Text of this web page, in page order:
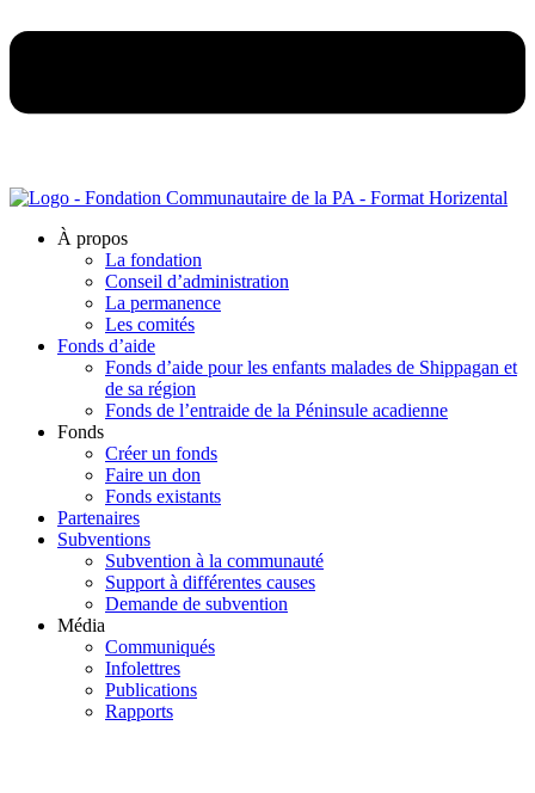
À propos
La fondation
Conseil d’administration
La permanence
Les comités
Fonds d’aide
Fonds d’aide pour les enfants malades de Shippagan et
de sa région
Fonds de l’entraide de la Péninsule acadienne
Fonds
Créer un fonds
Faire un don
Fonds existants
Partenaires
Subventions
Subvention à la communauté
Support à différentes causes
Demande de subvention
Média
Communiqués
Infolettres
Publications
Rapports